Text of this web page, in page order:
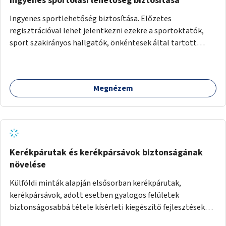
Ingyenes sportlehetőség biztosítása. Előzetes
regisztrációval lehet jelentkezni ezekre a sportoktatók,
sport szakirányos hallgatók, önkéntesek által tartott
Megnézem
Kerékpárutak és kerékpársávok biztonságának
növelése
Külföldi minták alapján elsősorban kerékpárutak,
kerékpársávok, adott esetben gyalogos felületek
biztonságosabbá tétele kísérleti kiegészítő fejlesztésekkel